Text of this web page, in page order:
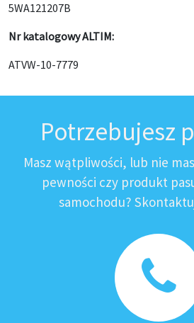
5WA121207B
Nr katalogowy ALTIM:
ATVW-10-7779
Potrzebujesz
Masz wątpliwości, lub nie
pewności czy produkt
samochodu?